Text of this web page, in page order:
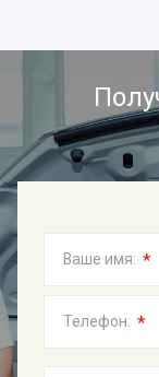
Ваше имя: *
Телефон: *